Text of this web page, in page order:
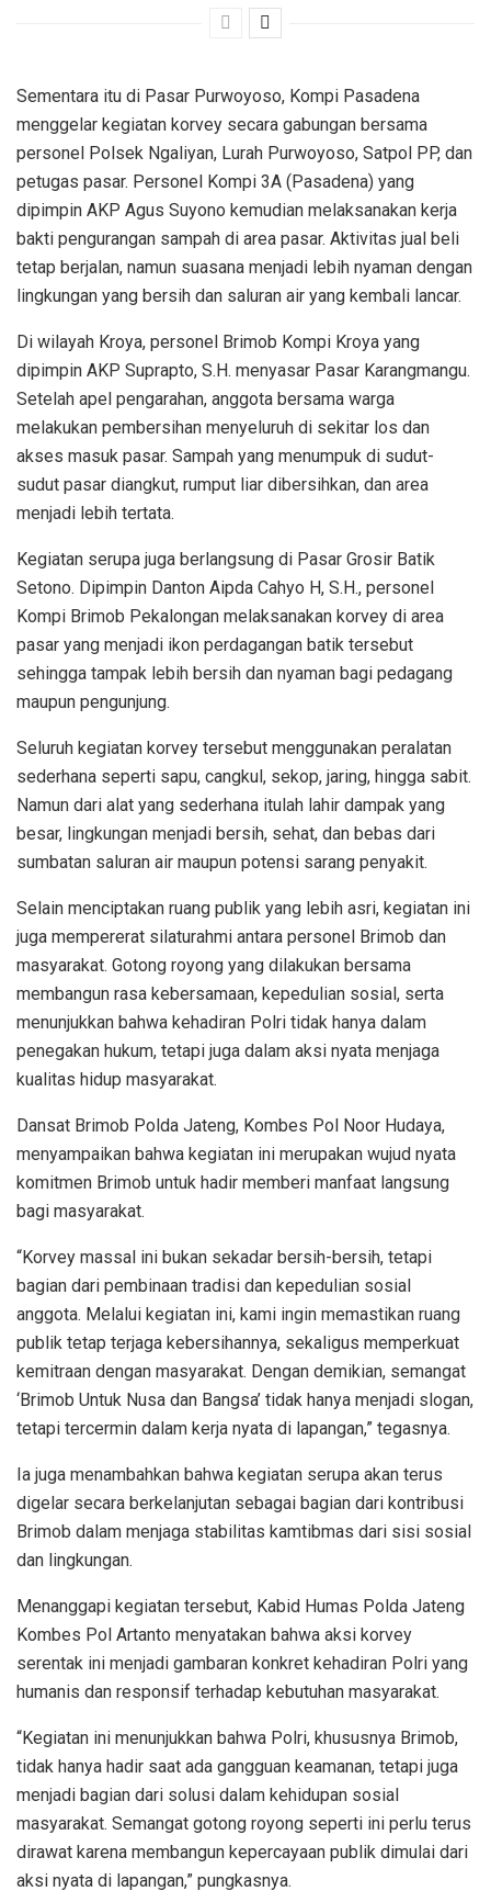
Sementara itu di Pasar Purwoyoso, Kompi Pasadena
menggelar kegiatan korvey secara gabungan bersama
personel Polsek Ngaliyan, Lurah Purwoyoso, Satpol PP, dan
petugas pasar. Personel Kompi 3A (Pasadena) yang
dipimpin AKP Agus Suyono kemudian melaksanakan kerja
bakti pengurangan sampah di area pasar. Aktivitas jual beli
tetap berjalan, namun suasana menjadi lebih nyaman dengan
lingkungan yang bersih dan saluran air yang kembali lancar.
Di wilayah Kroya, personel Brimob Kompi Kroya yang
dipimpin AKP Suprapto, S.H. menyasar Pasar Karangmangu.
Setelah apel pengarahan, anggota bersama warga
melakukan pembersihan menyeluruh di sekitar los dan
akses masuk pasar. Sampah yang menumpuk di sudut-
sudut pasar diangkut, rumput liar dibersihkan, dan area
menjadi lebih tertata.
Kegiatan serupa juga berlangsung di Pasar Grosir Batik
Setono. Dipimpin Danton Aipda Cahyo H, S.H., personel
Kompi Brimob Pekalongan melaksanakan korvey di area
pasar yang menjadi ikon perdagangan batik tersebut
sehingga tampak lebih bersih dan nyaman bagi pedagang
maupun pengunjung.
Seluruh kegiatan korvey tersebut menggunakan peralatan
sederhana seperti sapu, cangkul, sekop, jaring, hingga sabit.
Namun dari alat yang sederhana itulah lahir dampak yang
besar, lingkungan menjadi bersih, sehat, dan bebas dari
sumbatan saluran air maupun potensi sarang penyakit.
Selain menciptakan ruang publik yang lebih asri, kegiatan ini
juga mempererat silaturahmi antara personel Brimob dan
masyarakat. Gotong royong yang dilakukan bersama
membangun rasa kebersamaan, kepedulian sosial, serta
menunjukkan bahwa kehadiran Polri tidak hanya dalam
penegakan hukum, tetapi juga dalam aksi nyata menjaga
kualitas hidup masyarakat.
Dansat Brimob Polda Jateng, Kombes Pol Noor Hudaya,
menyampaikan bahwa kegiatan ini merupakan wujud nyata
komitmen Brimob untuk hadir memberi manfaat langsung
bagi masyarakat.
“Korvey massal ini bukan sekadar bersih-bersih, tetapi
bagian dari pembinaan tradisi dan kepedulian sosial
anggota. Melalui kegiatan ini, kami ingin memastikan ruang
publik tetap terjaga kebersihannya, sekaligus memperkuat
kemitraan dengan masyarakat. Dengan demikian, semangat
‘Brimob Untuk Nusa dan Bangsa’ tidak hanya menjadi slogan,
tetapi tercermin dalam kerja nyata di lapangan,” tegasnya.
Ia juga menambahkan bahwa kegiatan serupa akan terus
digelar secara berkelanjutan sebagai bagian dari kontribusi
Brimob dalam menjaga stabilitas kamtibmas dari sisi sosial
dan lingkungan.
Menanggapi kegiatan tersebut, Kabid Humas Polda Jateng
Kombes Pol Artanto menyatakan bahwa aksi korvey
serentak ini menjadi gambaran konkret kehadiran Polri yang
humanis dan responsif terhadap kebutuhan masyarakat.
“Kegiatan ini menunjukkan bahwa Polri, khususnya Brimob,
tidak hanya hadir saat ada gangguan keamanan, tetapi juga
menjadi bagian dari solusi dalam kehidupan sosial
masyarakat. Semangat gotong royong seperti ini perlu terus
dirawat karena membangun kepercayaan publik dimulai dari
aksi nyata di lapangan,” pungkasnya.